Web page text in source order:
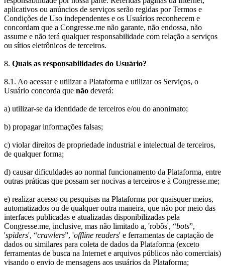
aplicativos ou anúncios de serviços serão regidas por Termos e
Condições de Uso independentes e os Usuários reconhecem e
concordam que a Congresse.me não garante, não endossa, não
assume e não terá qualquer responsabilidade com relação a serviços
ou sítios eletrônicos de terceiros.
8. Quais as responsabilidades do Usuário?
8.1. Ao acessar e utilizar a Plataforma e utilizar os Serviços, o
Usuário concorda que não deverá:
a) utilizar-se da identidade de terceiros e/ou do anonimato;
b) propagar informações falsas;
c) violar direitos de propriedade industrial e intelectual de terceiros,
de qualquer forma;
d) causar dificuldades ao normal funcionamento da Plataforma, entre
outras práticas que possam ser nocivas a terceiros e à Congresse.me;
e) realizar acesso ou pesquisas na Plataforma por quaisquer meios,
automatizados ou de qualquer outra maneira, que não por meio das
interfaces publicadas e atualizadas disponibilizadas pela
Congresse.me, inclusive, mas não limitado a, 'robôs', “bots”,
'spiders', “crawlers”, 'offline readers' e ferramentas de captação de
dados ou similares para coleta de dados da Plataforma (exceto
ferramentas de busca na Internet e arquivos públicos não comerciais)
visando o envio de mensagens aos usuários da Plataforma;